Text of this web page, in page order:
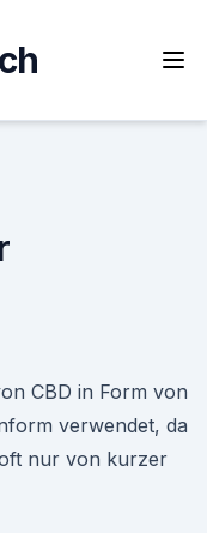
CBD in Form von
verwendet, da
nur von kurzer